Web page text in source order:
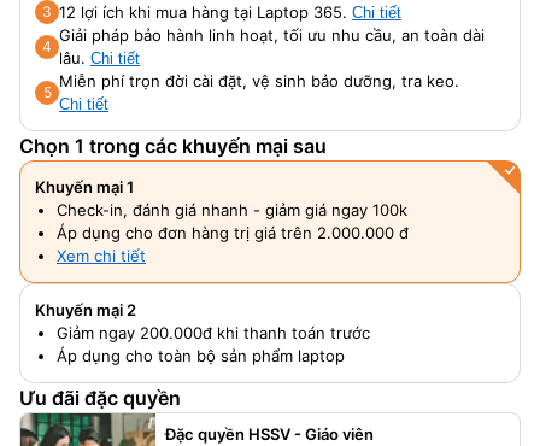
3 12 lợi ích khi mua hàng tại Laptop 365. Chi tiết
4
Giải pháp bảo hành linh hoạt, tối ưu nhu cầu, an toàn dài
lâu. Chi tiết
5
Miễn phí trọn đời cài đặt, vệ sinh bảo dưỡng, tra keo.
Chi tiết
Chọn 1 trong các khuyến mại sau
Khuyến mại 1
Check-in, đánh giá nhanh - giảm giá ngay 100k
Áp dụng cho đơn hàng trị giá trên 2.000.000 đ
Xem chi tiết
Khuyến mại 2
Giảm ngay 200.000đ khi thanh toán trước
Áp dụng cho toàn bộ sản phẩm laptop
Ưu đãi đặc quyền
Đặc quyền HSSV - Giáo viên